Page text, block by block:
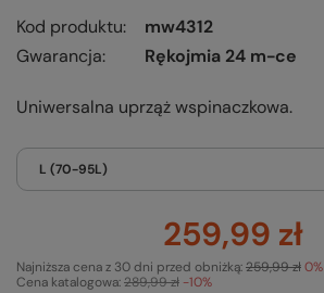
Kod produktu
mw4312
Gwarancja
Rękojmia 24 m-ce
Uniwersalna uprząż wspinaczkowa.
L (70-95L)
259,99 zł
Cena katalogowa:289,99 zł -10%
Najniższa cena z 30 dni przed obniżką:259,99 zł0%